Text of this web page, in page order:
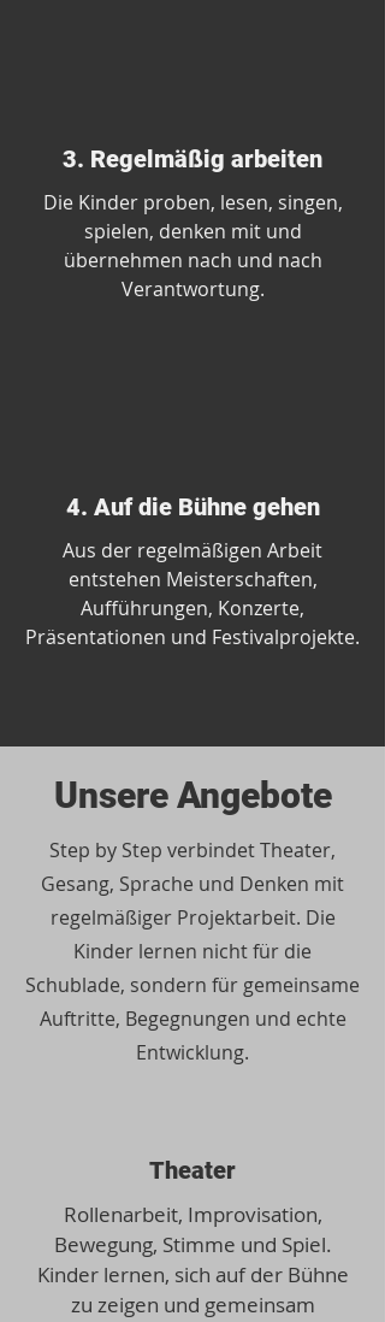
3. Regelmäßig arbeiten
Die Kinder proben, lesen, singen,
spielen, denken mit und
übernehmen nach und nach
Verantwortung.
4. Auf die Bühne gehen
Aus der regelmäßigen Arbeit
entstehen Meisterschaften,
Aufführungen, Konzerte,
Präsentationen und Festivalprojekte.
Unsere Angebote
Step by Step verbindet Theater,
Gesang, Sprache und Denken mit
regelmäßiger Projektarbeit. Die
Kinder lernen nicht für die
Schublade, sondern für gemeinsame
Auftritte, Begegnungen und echte
Entwicklung.
Theater
Rollenarbeit, Improvisation,
Bewegung, Stimme und Spiel.
Kinder lernen, sich auf der Bühne
zu zeigen und gemeinsam